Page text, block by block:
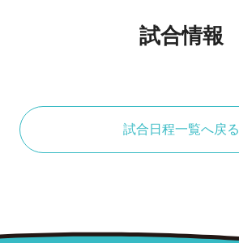
試合情報
試合日程一覧へ戻る